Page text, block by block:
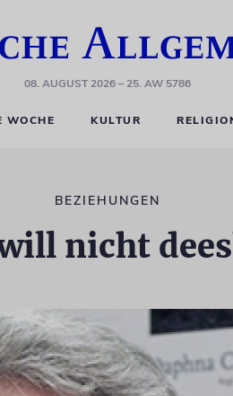
08. AUGUST 2026– 25. AW 5786
WOCHE KULTUR
BEZIEHUNGEN
nicht